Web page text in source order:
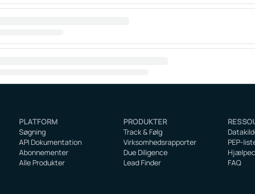
PLATFORM
Søgning
API Dokumentation
Abonnementer
Alle Produkter
PRODUKTER
Track & Følg
Virksomhedsrapporter
Due Diligence
Lead Finder
PEP-
FAQ